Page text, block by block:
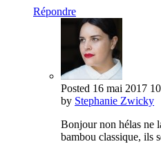
Répondre
Posted 16 mai 2017
by Stephanie Zwicky
Bonjour non hélas ne
bambou classique, ils